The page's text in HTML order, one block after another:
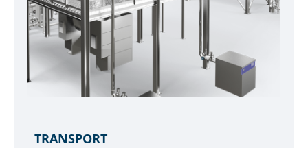
TRANSPORT